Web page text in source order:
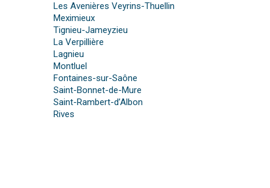
Les Avenières Veyrins-Thuellin
Meximieux
Tignieu-Jameyzieu
La Verpillière
Lagnieu
Montluel
Fontaines-sur-Saône
Saint-Bonnet-de-Mure
Saint-Rambert-d’Albon
Rives